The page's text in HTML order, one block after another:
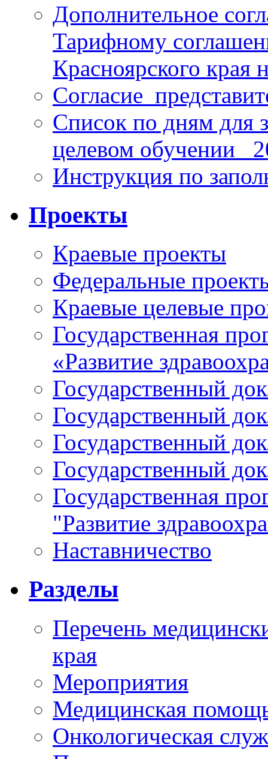
Дополнительное
Тарифному
Красноярского края
Список по дням для
целевом обучении_
Инструкция по
Проекты
Краевые проекты
Федеральные
Краевые целевые
Государственная
«Развитие
Государственный
Государственный
Государственный
Государственный
Государственная
"Развитие
Наставничество
Разделы
Перечень
края
Мероприятия
Медицинская
Онкологическая